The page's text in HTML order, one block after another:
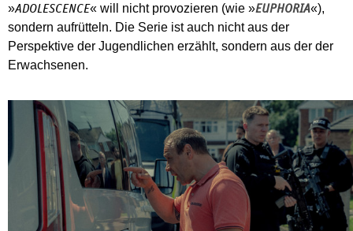
»ADOLESCENCE« will nicht provozieren (wie »EUPHORIA«),
sondern aufrütteln. Die Serie ist auch nicht aus der
Perspektive der Jugendlichen erzählt, sondern aus der der
Erwachsenen.